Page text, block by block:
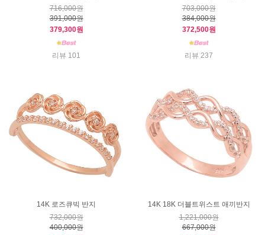
716,000원
391,000원
379,300원
리뷰 101
703,000원
384,000원
372,500원
리뷰 237
14K 로즈큐빅 반지
732,000원
400,000원
14K 18K 더블트위스트 애끼반지
1,221,000원
667,000원